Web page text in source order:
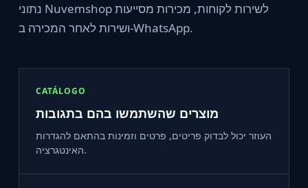
נתוני Nuvemshop לשירות לקוחות, מכירות מסייעות
ושירות לאחר המכירה ב‑WhatsApp.
CATÁLOGO
מוצרים שהשתמשו בהם בתגובות
העוזר יכול לבדוק פריטים, פרטים וזמינות בהתאם להגדרות
האינטגרציה.